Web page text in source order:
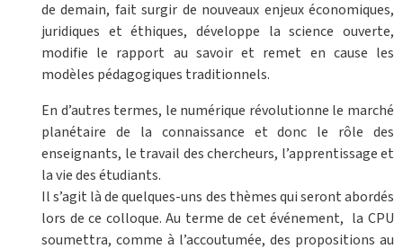
de demain, fait surgir de nouveaux enjeux économiques,
juridiques et éthiques, développe la science ouverte,
modifie le rapport au savoir et remet en cause les
modèles pédagogiques traditionnels.
En d’autres termes, le numérique révolutionne le marché
planétaire de la connaissance et donc le rôle des
enseignants, le travail des chercheurs, l’apprentissage et
la vie des étudiants.
Il s’agit là de quelques-uns des thèmes qui seront abordés
lors de ce colloque. Au terme de cet événement, la CPU
soumettra, comme à l’accoutumée, des propositions au